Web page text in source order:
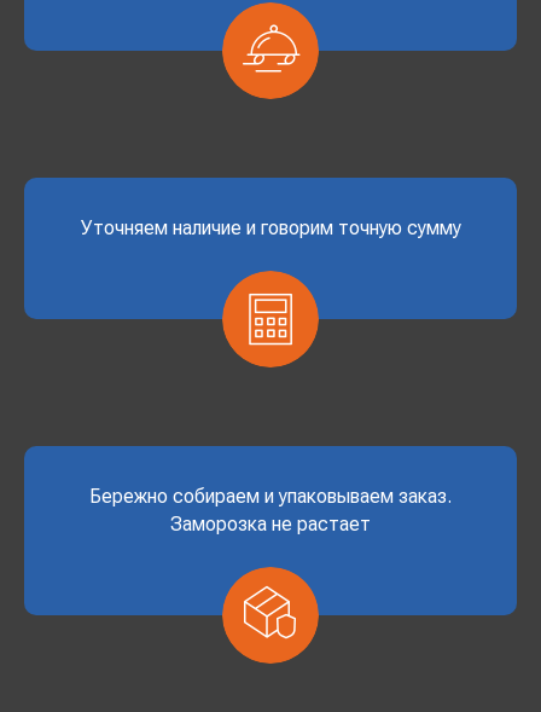
Уточняем наличие и говорим точную сумму
Бережно собираем и упаковываем заказ.
Заморозка не растает